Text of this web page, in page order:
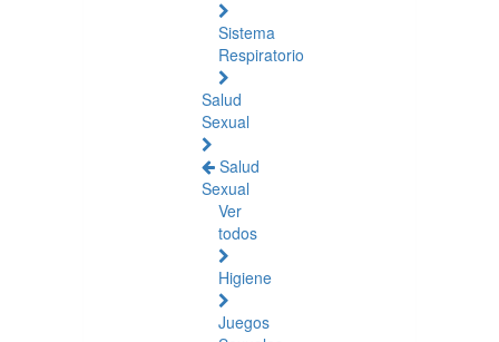
Sistema
Respiratorio
Salud
Sexual
Salud
Sexual
Ver
todos
Higiene
Juegos